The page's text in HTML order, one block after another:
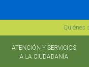
Quiénes
ATENCIÓN Y SERVICIOS
A LA CIUDADANÍA